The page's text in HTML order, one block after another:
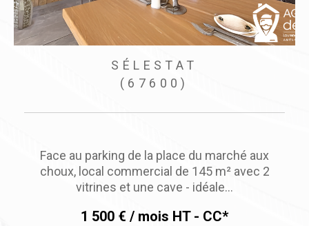
SÉLESTAT
(67600)
Sélestat Centre-Ville, très beau magasin d'angle
en emplacement n°1 - Surface commercial de
66 m² + réserves de 60...
1 500 € / mois HT - CC*